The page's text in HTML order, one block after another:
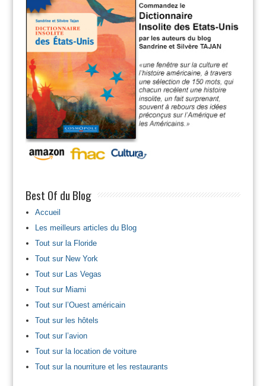
Best Of du Blog
Accueil
Les meilleurs articles du Blog
Tout sur la Floride
Tout sur New York
Tout sur Las Vegas
Tout sur Miami
Tout sur l’Ouest américain
Tout sur les hôtels
Tout sur l’avion
Tout sur la location de voiture
Tout sur la nourriture et les restaurants